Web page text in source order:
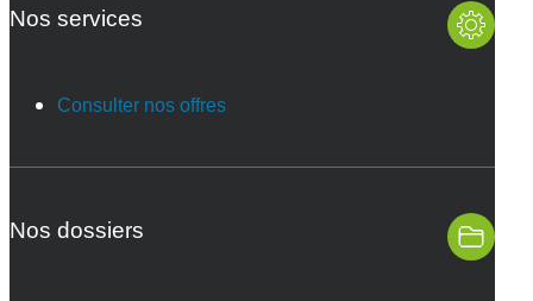
Nos services
Consulter nos offres
Nos dossiers